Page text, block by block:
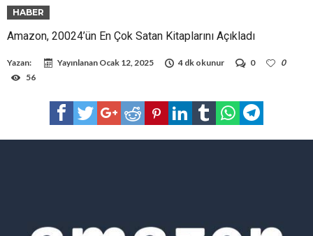
HABER
Amazon, 20024’ün En Çok Satan Kitaplarını Açıkladı
Yazan: Yayınlanan Ocak 12, 2025 4 dk okunur 0
0
56